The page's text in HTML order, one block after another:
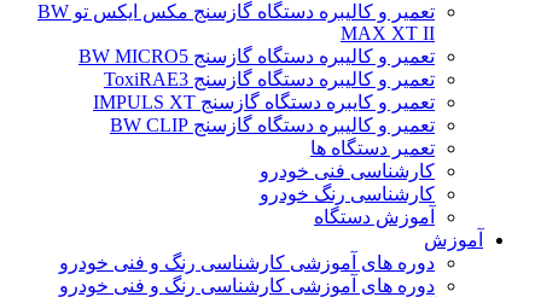
تعمیر و کالیبره دستگاه گازسنج مکس ایکس تو BW
MAX XT II
تعمیر و کالیبره دستگاه گازسنج BW MICRO5
تعمیر و کالیبره دستگاه گازسنج ToxiRAE3
تعمیر و کایبره دستگاه گازسنج IMPULS XT
تعمیر و کالیبره دستگاه گازسنج BW CLIP
تعمیر دستگاه ها
کارشناسی فنی خودرو
کارشناسی رنگ خودرو
آموزش دستگاه
آموزش
دوره های آموزشی کارشناسی رنگ و فنی خودرو
دوره های آموزشی کارشناسی رنگ و فنی خودرو